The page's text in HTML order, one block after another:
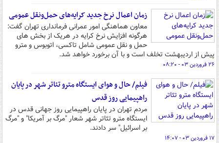
زمان اعمال نرخ جدید کرایه‌های حمل‌ونقل عمومی
معاون هماهنگی امور عمرانی فرمانداری تهران گفت:
هرگونه افزایش نرخ کرایه در هریک از بخش های
حمل و نقل عمومی شامل تاکسی، اتوبوس و مترو
پیش از اردیبهشت تخلف است و با آن برخورد خواهد شد.
۲۶ فروردین ۰۳ - ۰۸:۲۰
فیلم/ حال و هوای ایستگاه مترو تئاتر شهر در پایان
راهپیمایی روز قدس
مردم تهران در پایان راهپیمایی روز جهانی قدس در
ایستگاه مترو تئاتر شهر شعار "مرگ بر آمریکا" و "مرگ
بر اسرائیل" سر دادند.
۱۷ فروردین ۰۳ - ۱۴:۰۷